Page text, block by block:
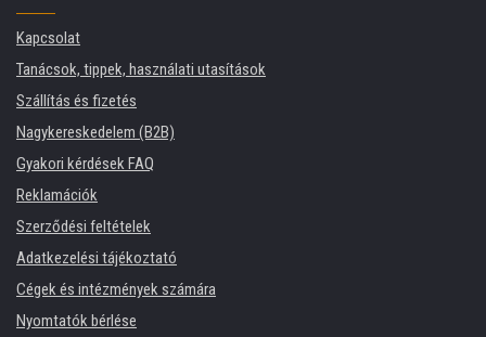
Kapcsolat
Tanácsok, tippek, használati utasítások
Szállítás és fizetés
Nagykereskedelem (B2B)
Gyakori kérdések FAQ
Reklamációk
Szerződési feltételek
Adatkezelési tájékoztató
Cégek és intézmények számára
Nyomtatók bérlése